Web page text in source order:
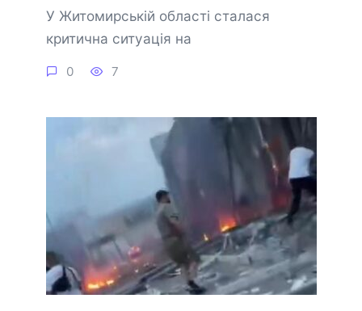
У Житомирській області сталася
критична ситуація на
0 7